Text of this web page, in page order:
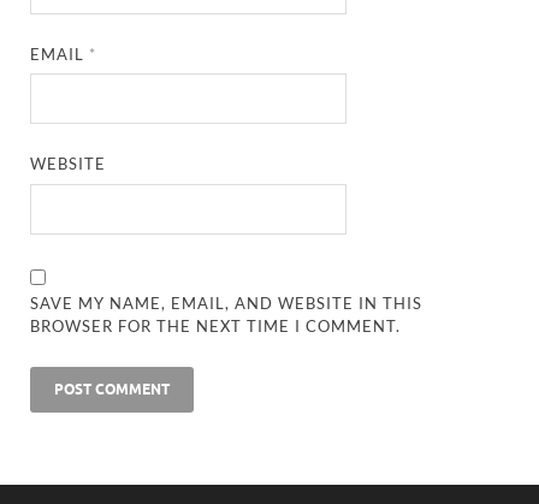
EMAIL *
WEBSITE
SAVE MY NAME, EMAIL, AND WEBSITE IN THIS
BROWSER FOR THE NEXT TIME I COMMENT.